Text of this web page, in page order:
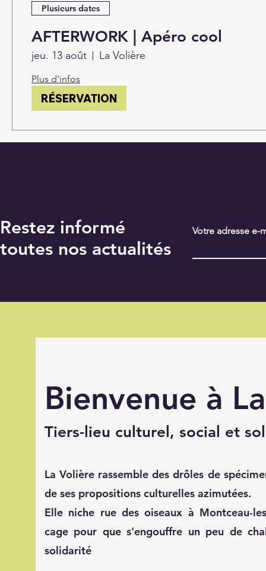
Plusieurs dates
AFTERWORK | Apéro cool
jeu. 13 août La Volière
Plus d'infos
RÉSERVATION
Restez informé
toutes nos actualités
Votre adresse e-
Bienvenue à
Tiers-lieu culturel, social et
La Volière rassemble des drôles de
de ses propositions culturelles azimutées.
Elle niche rue des oiseaux à Montceau-
cage pour que s'engouffre un peu de
solidarité